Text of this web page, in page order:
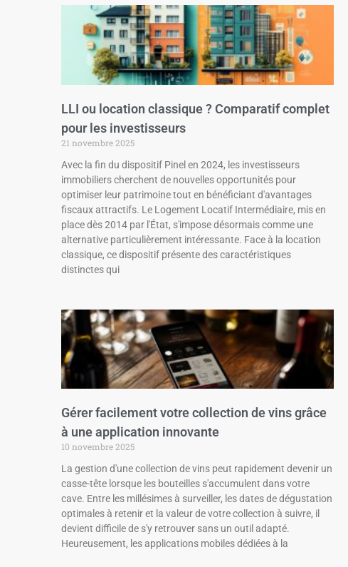
LLI ou location classique ? Comparatif complet
pour les investisseurs
21 novembre 2025
Avec la fin du dispositif Pinel en 2024, les investisseurs
immobiliers cherchent de nouvelles opportunités pour
optimiser leur patrimoine tout en bénéficiant d'avantages
fiscaux attractifs. Le Logement Locatif Intermédiaire, mis en
place dès 2014 par l'État, s'impose désormais comme une
alternative particulièrement intéressante. Face à la location
classique, ce dispositif présente des caractéristiques
distinctes qui
Gérer facilement votre collection de vins grâce
à une application innovante
10 novembre 2025
La gestion d'une collection de vins peut rapidement devenir un
casse-tête lorsque les bouteilles s'accumulent dans votre
cave. Entre les millésimes à surveiller, les dates de dégustation
optimales à retenir et la valeur de votre collection à suivre, il
devient difficile de s'y retrouver sans un outil adapté.
Heureusement, les applications mobiles dédiées à la